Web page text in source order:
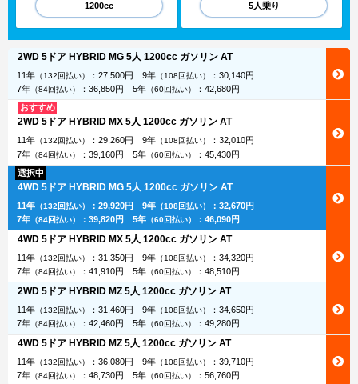
1200cc 5人乗り
2WD 5ドア HYBRID MG 5人 1200cc ガソリン AT
11年（132回払い） ： 27,500円 9年（108回払い） ： 30,140円
7年（84回払い） ： 36,850円 5年（60回払い） ： 42,680円
おすすめ
2WD 5ドア HYBRID MX 5人 1200cc ガソリン AT
11年（132回払い） ： 29,260円 9年（108回払い） ： 32,010円
7年（84回払い） ： 39,160円 5年（60回払い） ： 45,430円
選択中
4WD 5ドア HYBRID MG 5人 1200cc ガソリン AT
11年（132回払い） ： 29,920円 9年（108回払い） ： 32,670円
7年（84回払い） ： 39,820円 5年（60回払い） ： 46,090円
4WD 5ドア HYBRID MX 5人 1200cc ガソリン AT
11年（132回払い） ： 31,350円 9年（108回払い） ： 34,320円
7年（84回払い） ： 41,910円 5年（60回払い） ： 48,510円
2WD 5ドア HYBRID MZ 5人 1200cc ガソリン AT
11年（132回払い） ： 31,460円 9年（108回払い） ： 34,650円
7年（84回払い） ： 42,460円 5年（60回払い） ： 49,280円
4WD 5ドア HYBRID MZ 5人 1200cc ガソリン AT
11年（132回払い） ： 36,080円 9年（108回払い） ： 39,710円
7年（84回払い） ： 48,730円 5年（60回払い） ： 56,760円